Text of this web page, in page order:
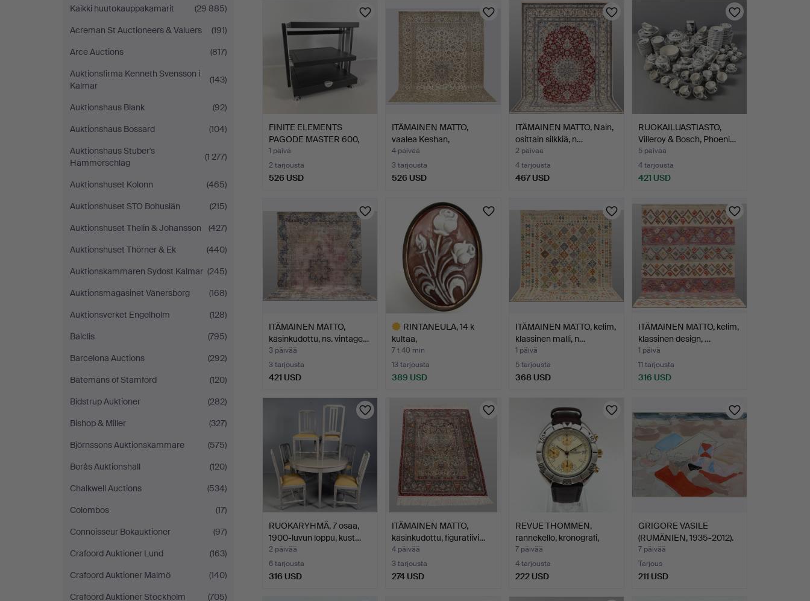
Kaikki huutokauppakamarit
(29 885)
Acreman St Auctioneers & Valuers
(191)
Arce Auctions
(817)
Auktionsfirma Kenneth Svensson i
Kalmar
(143)
Auktionshaus Blank
(92)
Auktionshaus Bossard
(104)
Auktionshaus Stuber's
Hammerschlag
(1 277)
Auktionshuset Kolonn
(465)
Auktionshuset STO Bohuslän
(215)
Auktionshuset Thelin & Johansson
(427)
Auktionshuset Thörner & Ek
(440)
Auktionskammaren Sydost Kalmar (245)
Auktionsmagasinet Vänersborg
(168)
Auktionsverket Engelholm
(128)
Balclis
(795)
Barcelona Auctions
(292)
Batemans of Stamford
(120)
Bidstrup Auktioner
(282)
Bishop & Miller
(327)
Björnssons Auktionskammare
(575)
Borås Auktionshall
(120)
Chalkwell Auctions
(534)
Colombos
(17)
Connoisseur Bokauktioner
(97)
Crafoord Auktioner Lund
(163)
Crafoord Auktioner Malmö
(140)
Crafoord Auktioner Stockholm
(705)
FINITE ELEMENTS
PAGODE MASTER 600,
stereot…
1 päivä
2 tarjousta
526 USD
ITÄMAINEN MATTO,
vaalea Keshan,
käsinkudot…
4 päivää
3 tarjousta
526 USD
ITÄMAINEN MATTO, Nain,
osittain silkkiä, n…
2 päivää
4 tarjousta
467 USD
RUOKAILUASTIASTO,
Villeroy & Bosch, Phoeni…
5 päivää
4 tarjousta
421 USD
ITÄMAINEN MATTO,
käsinkudottu, ns. vintage…
3 päivää
3 tarjousta
421 USD
RINTANEULA, 14 k
kultaa,
simpukankuorikame…
7 t 40 min
13 tarjousta
389 USD
ITÄMAINEN MATTO, kelim,
klassinen malli, n…
1 päivä
5 tarjousta
368 USD
ITÄMAINEN MATTO, kelim,
klassinen design, …
1 päivä
11 tarjousta
316 USD
RUOKARYHMÄ, 7 osaa,
1900-luvun loppu, kust…
2 päivää
6 tarjousta
316 USD
ITÄMAINEN MATTO,
käsinkudottu, figuratiivi…
4 päivää
3 tarjousta
274 USD
REVUE THOMMEN,
rannekello, kronografi,
aut…
7 päivää
4 tarjousta
222 USD
GRIGORE VASILE
(RUMÄNIEN, 1935-2012).
"Pla…
7 päivää
Tarjous
211 USD